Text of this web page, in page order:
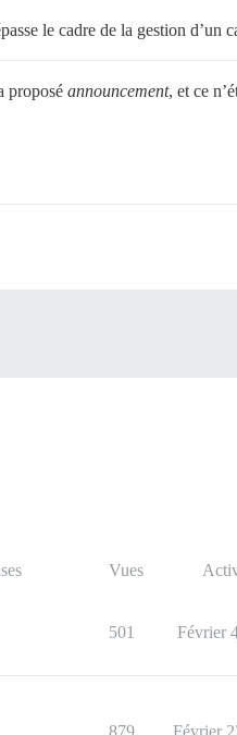
le cadre de la gestion d’un
proposé announcement, et ce
Vues
501 Février
879 Février